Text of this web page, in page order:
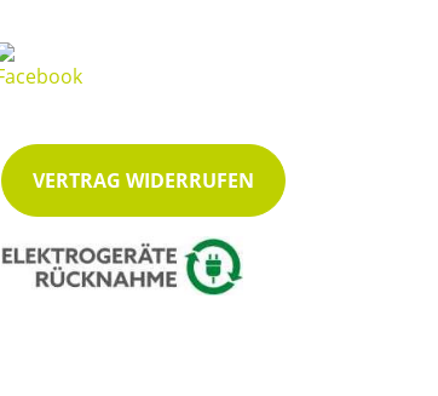
VERTRAG WIDERRUFEN